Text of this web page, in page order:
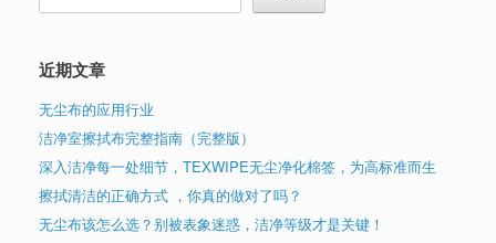
近期文章
无尘布的应用行业
洁净室擦拭布完整指南（完整版）
深入洁净每一处细节，TEXWIPE无尘净化棉签，为高标准而生
擦拭清洁的正确方式 ，你真的做对了吗？
无尘布该怎么选？别被表象迷惑，洁净等级才是关键！